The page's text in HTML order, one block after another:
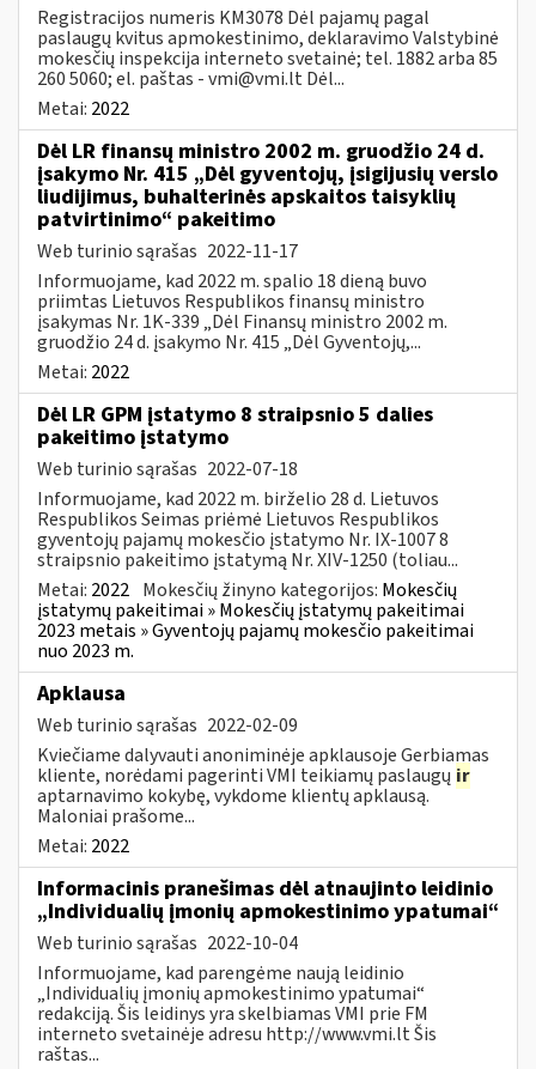
Registracijos numeris KM3078 Dėl pajamų pagal
paslaugų kvitus apmokestinimo, deklaravimo Valstybinė
mokesčių inspekcija interneto svetainė; tel. 1882 arba 85
260 5060; el. paštas -vmi@vmi.ltDėl...
Metai: 2022
Dėl LR finansų ministro 2002 m. gruodžio 24 d.
įsakymo Nr. 415 „Dėl gyventojų, įsigijusių verslo
liudijimus, buhalterinės apskaitos taisyklių
patvirtinimo“ pakeitimo
Web turinio sąrašas 2022-11-17
Informuojame, kad 2022 m. spalio 18 dieną buvo
priimtas Lietuvos Respublikos finansų ministro
įsakymas Nr. 1K-339 „Dėl Finansų ministro 2002 m.
gruodžio 24 d. įsakymo Nr. 415 „Dėl Gyventojų,...
Metai: 2022
Dėl LR GPM įstatymo 8 straipsnio 5 dalies
pakeitimo įstatymo
Web turinio sąrašas 2022-07-18
Informuojame, kad 2022 m. birželio 28 d. Lietuvos
Respublikos Seimas priėmė Lietuvos Respublikos
gyventojų pajamų mokesčio įstatymo Nr. IX-1007 8
straipsnio pakeitimo įstatymą Nr. XIV-1250 (toliau...
Metai: 2022 Mokesčių žinyno kategorijos: Mokesčių
įstatymų pakeitimai » Mokesčių įstatymų pakeitimai
2023 metais » Gyventojų pajamų mokesčio pakeitimai
nuo 2023 m.
Apklausa
Web turinio sąrašas 2022-02-09
Kviečiame dalyvauti anoniminėje apklausoje Gerbiamas
kliente, norėdami pagerinti VMI teikiamų paslaugų ir
aptarnavimo kokybę, vykdome klientų apklausą.
Maloniai prašome...
Metai: 2022
Informacinis pranešimas dėl atnaujinto leidinio
„Individualių įmonių apmokestinimo ypatumai“
Web turinio sąrašas 2022-10-04
Informuojame, kad parengėme naują leidinio
„Individualių įmonių apmokestinimo ypatumai“
redakciją. Šis leidinys yra skelbiamas VMI prie FM
interneto svetainėje adresu http://www.vmi.lt Šis
raštas...